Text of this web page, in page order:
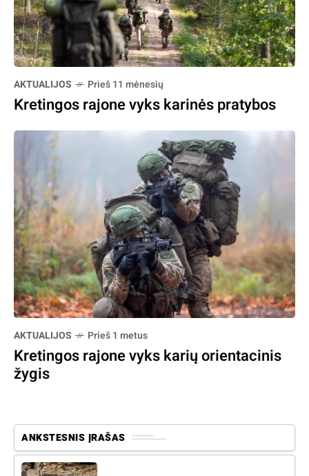
AKTUALIJOS Prieš 11 mėnesių
Kretingos rajone vyks karinės pratybos
AKTUALIJOS Prieš 1 metus
Kretingos rajone vyks karių orientacinis
žygis
ANKSTESNIS ĮRAŠAS